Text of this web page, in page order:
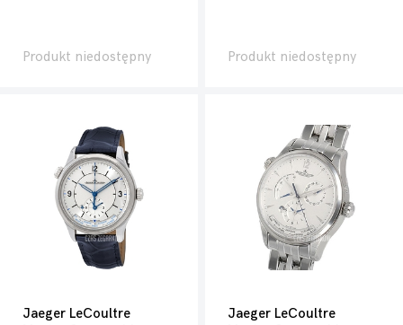
Produkt niedostępny Produkt niedostępny
Jaeger LeCoultre
Jaeger LeCoultre